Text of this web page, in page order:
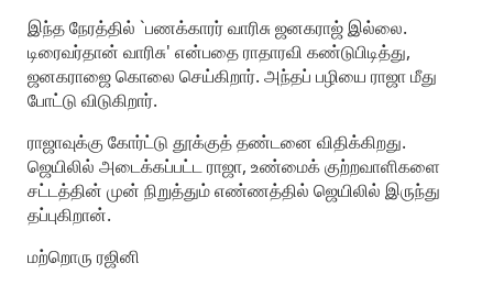
இந்த நேரத்தில் `பணக்காரர் வாரிசு ஜனகராஜ் இல்லை.
டிரைவர்தான் வாரிசு' என்பதை ராதாரவி கண்டுபிடித்து,
ஜனகராஜை கொலை செய்கிறார். அந்தப் பழியை ராஜா மீது
போட்டு விடுகிறார்.
ராஜாவுக்கு கோர்ட்டு தூக்குத் தண்டனை விதிக்கிறது.
ஜெயிலில் அடைக்கப்பட்ட ராஜா, உண்மைக் குற்றவாளிகளை
சட்டத்தின் முன் நிறுத்தும் எண்ணத்தில் ஜெயிலில் இருந்து
தப்புகிறான்.
மற்றொரு ரஜினி